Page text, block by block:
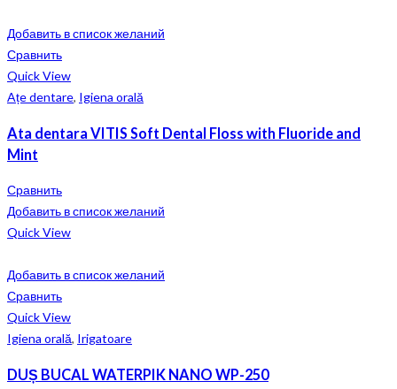
Добавить в список желаний
Сравнить
Quick View
Ațe dentare, Igiena orală
Ata dentara VITIS Soft Dental Floss with Fluoride and
Mint
Сравнить
Добавить в список желаний
Quick View
Добавить в список желаний
Сравнить
Quick View
Igiena orală, Irigatoare
DUȘ BUCAL WATERPIK NANO WP-250